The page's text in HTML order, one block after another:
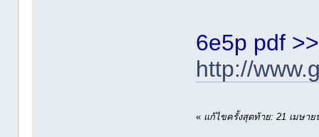
6e5p pdf
http://
« แก้ไขครั้งสุดท้าย: 21 เมษาย